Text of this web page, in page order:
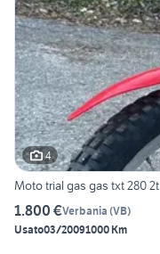
4
Moto trial gas gas txt 280 2t
1.800 €Verbania (VB)
Usato03/20091000 Km